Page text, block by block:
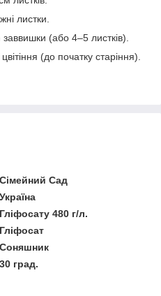
листки.
(або 4–5 листків).
(до початку старіння).
Сімейний Сад
Україна
Гліфосату 480 г/л.
Гліфосат
Соняшник
30 град.